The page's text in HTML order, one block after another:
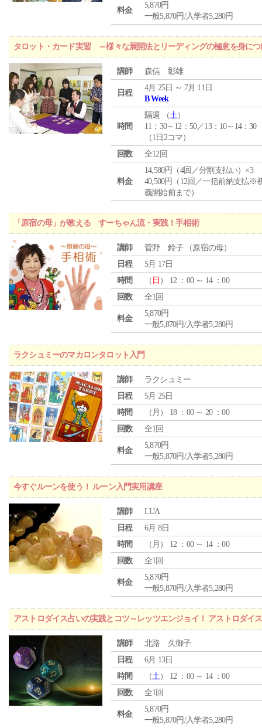
料金
5,870円
一般5,870円/入学者5,280円
タロット・カード実習 ～様々な展開法とリーディングの極意を身につ
講師 森信 彰雄
日程
4月 25日 ～ 7月 11日
B Week
時間
隔週 （土）
11：30～12：50／13：10～14：30
（1日2コマ）
回数
全12回
料金
14,580円（4回／分割支払い）×3
40,500円（12回／一括前納支払※
義開始前まで）
「原宿の母」が教える すーちゃん流・実践！手相術
講師
菅野 鈴子 （原宿の母）
日程
5月 17日
時間
（ 日 ） 12 ：00 ～ 14 ：00
回数
全1回
料金
5,870円
一般5,870円/入学者5,280円
ラクシュミーのマカロンタロット入門
講師
ラクシュミー
日程
5月 25日
時間
（ 月 ） 18 ：00 ～ 20 ：00
回数
全1回
料金
5,870円
一般5,870円/入学者5,280円
今すぐルーンを使う！ ルーン入門実用講座
講師
LUA
日程
6月 8日
時間
（ 月 ） 12 ：00 ～ 14 ：00
回数
全1回
料金
5,870円
一般5,870円/入学者5,280円
アストロダイス占いの実践とコツ～レッツエンジョイ！ アストロダイ
講師
北路 久御子
日程
6月 13日
時間
（土） 12 ：00 ～ 14 ：00
回数
全1回
料金
5,870円
一般5,870円/入学者5,280円